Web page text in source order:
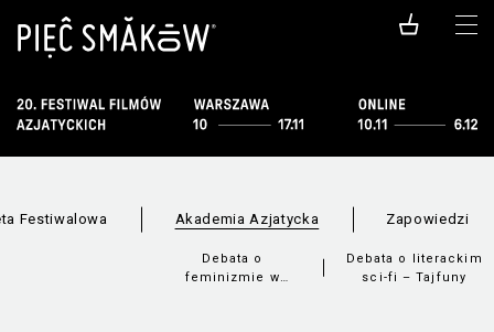
Festiwalowa Akademia Azjatycka
Debata o
feminizmie w
Debata o literackim
sci-fi – Tajfuny
Zapowiedzi